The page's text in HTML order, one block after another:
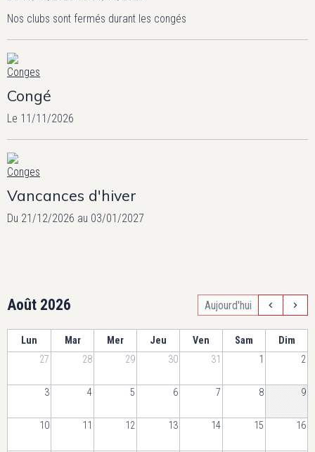
Nos clubs sont fermés durant les congés
Congé
Le 11/11/2026
Vancances d'hiver
Du 21/12/2026 au 03/01/2027
Août 2026 Aujourd'hui
Lun Mar Mer Jeu Ven Sam
Dim
27
28 29 30 31 1 2
3 4 5 6 7 8 9
10 11 12 13 14 15 16